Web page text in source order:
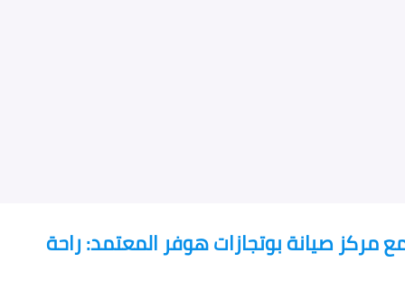
مركز صيانة بوتجازات هوفر المعتمد: راحة